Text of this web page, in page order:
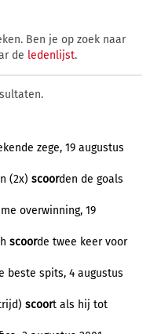
Ben je op zoek naar
de ledenlijst.
zege, 19 augustus
(2x) scoorden de goals
overwinning, 19
scoorde twee keer voor
beste spits, 4 augustus
scoort als hij tot